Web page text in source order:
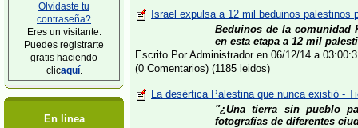
Olvidaste tu
contraseña?
Eres un visitante.
Puedes registrarte
gratis haciendo
clicaquí.
En linea
Israel expulsa a 12 mil beduinos palestinos
Beduinos de la comunidad
en esta etapa a 12 mil
Escrito Por Administrador en 06/12/14 a
(0 Comentarios) (1185 leidos)
La desértica Palestina que nunca existió -
"¿Una tierra sin pueblo
fotografías de diferentes